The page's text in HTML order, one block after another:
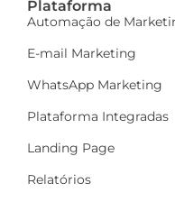
Plataforma
Automação de
E-mail Marketing
WhatsApp Marketing
Plataforma Integradas
Landing Page
Relatórios